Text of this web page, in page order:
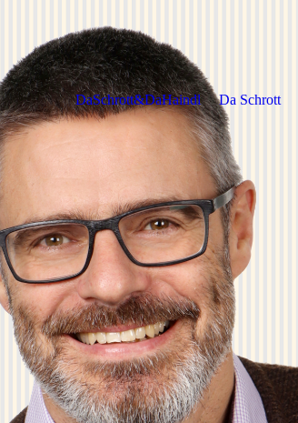
DaSchrott&DaHaindl Da Schrott